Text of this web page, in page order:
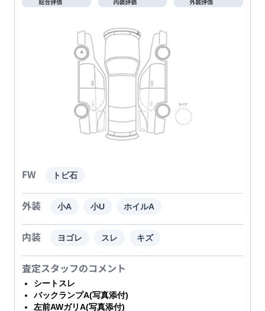
FW トビ石
外装 小A 小U ホイルA
内装 ヨゴレ スレ キズ
査定スタッフのコメント
シートスレ
バックランプA(写真添付)
左前AWガリA(写真添付)